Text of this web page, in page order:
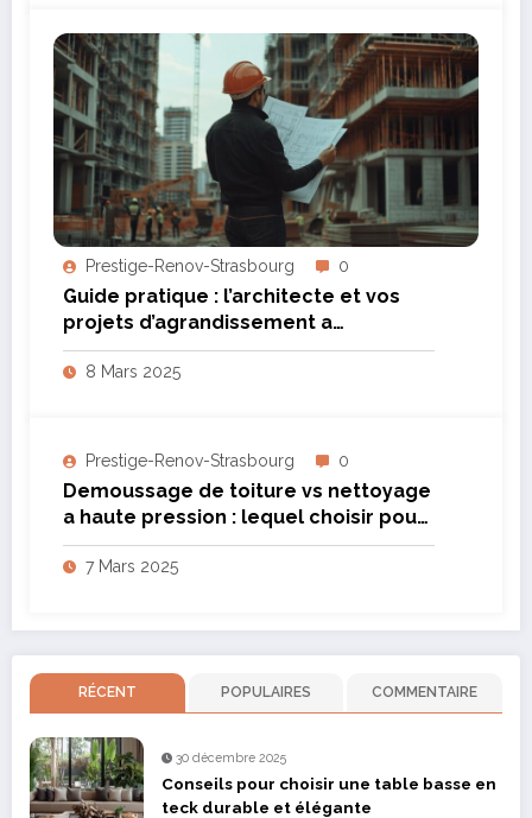
Prestige-Renov-Strasbourg 0
Guide pratique : l’architecte et vos
projets d’agrandissement a
Strasbourg
8 Mars 2025
Prestige-Renov-Strasbourg 0
Demoussage de toiture vs nettoyage
a haute pression : lequel choisir pour
une solution écologique ?
7 Mars 2025
RÉCENT POPULAIRES COMMENTAIRE
30 décembre 2025
Conseils pour choisir une table basse en
teck durable et élégante